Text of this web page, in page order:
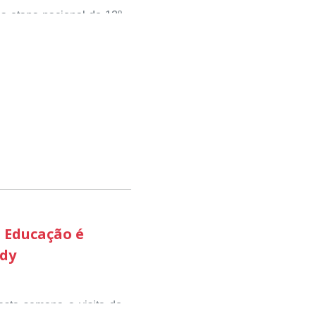
etapa nacional do 12º
como uma
‘ foi a que mais
despertando o
é
semana a visita do